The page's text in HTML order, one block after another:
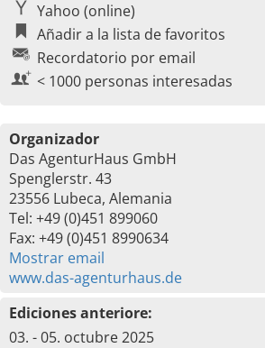
Yahoo (online)
Añadir a la lista de favoritos
Recordatorio por email
< 1000 personas interesadas
Organizador
Das AgenturHaus GmbH
Spenglerstr. 43
23556 Lubeca, Alemania
Tel: +49 (0)451 899060
Fax: +49 (0)451 8990634
Mostrar email
www.das-agenturhaus.de
Ediciones anteriore:
03. - 05. octubre 2025